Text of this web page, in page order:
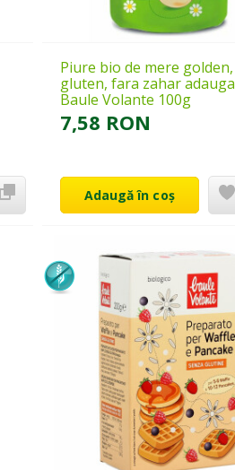
Piure bio de mere
gluten, fara zahar
Baule Volante 100g
7,58 RON
Adaugă în coș